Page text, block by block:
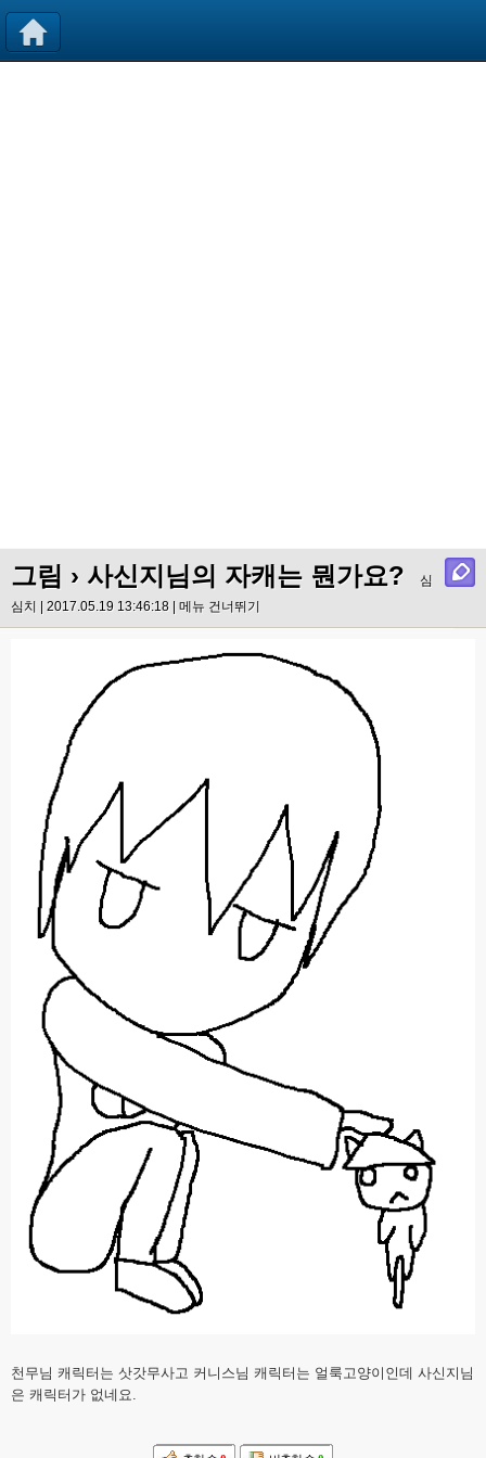
그림 › 사신지님의 자캐는 뭔가요?
심
심치 | 2017.05.19 13:46:18 | 메뉴 건너뛰기
천무님 캐릭터는 삿갓무사고 커니스님 캐릭터는 얼룩고양이인데 사신지님
은 캐릭터가 없네요.